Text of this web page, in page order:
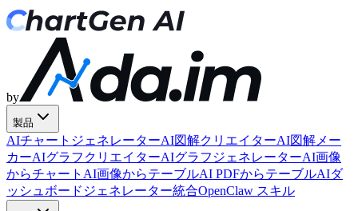
by
製品
AIチャートジェネレーターAI図解クリエイターAI図解メー
カーAIグラフクリエイターAIグラフジェネレーターAI画像
からチャート AI画像からテーブルAI PDFからテーブルAIダ
ッシュボードジェネレーター統合OpenClaw スキル